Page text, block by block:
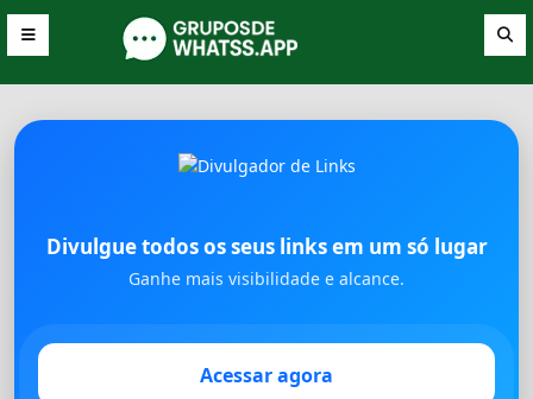
Divulgue todos os seus links em um só lugar
Ganhe mais visibilidade e alcance.
Acessar agora